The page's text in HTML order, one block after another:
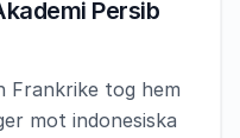
Persib
Frankrike tog hem
mot indonesiska